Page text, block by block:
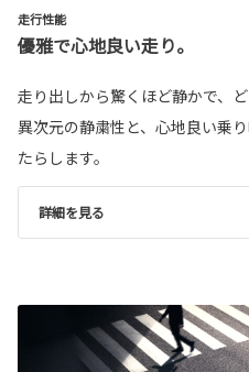
走行性能
優雅で心地良い走り。
走り出しから驚くほど静かで、
異次元の静粛性と、心地良い乗
たらします。
詳細を見る